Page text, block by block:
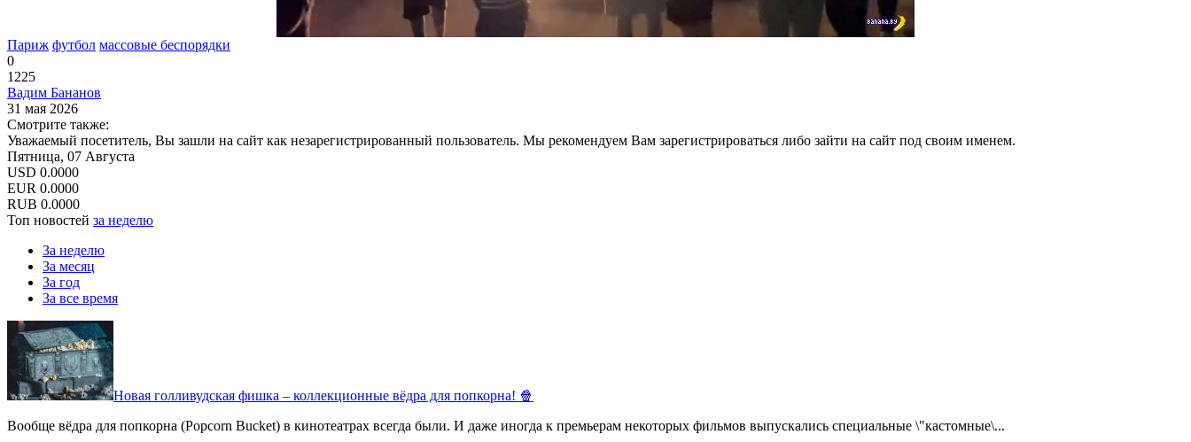
Париж футбол массовые беспорядки
0
1225
Вадим Бананов
31 мая 2026
Смотрите также:
Уважаемый посетитель, Вы зашли на сайт как незарегистрированный пользователь. Мы рекомендуем Вам зарегистрироваться либо зайти на сайт под своим именем.
Пятница, 07 Августа
USD 0.0000
EUR 0.0000
RUB 0.0000
Топ новостей за неделю
За неделю
За месяц
За год
За все время
Новая голливудская фишка – коллекционные вёдра для попкорна! 🍿
Вообще вёдра для попкорна (Popcorn Bucket) в кинотеатрах всегда были. И даже иногда к премьерам некоторых фильмов выпускались специальные \"кастомные\...